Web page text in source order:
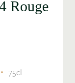
Rouge
75cl